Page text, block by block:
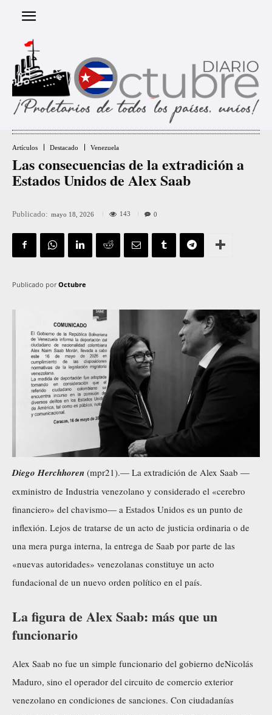
Artículos Destacado Venezuela
Las consecuencias de la extradición a
Estados Unidos de Alex Saab
Publicado: mayo 18, 2026 143 0
Publicado por Octubre
Diego Herchhoren (mpr21).— La extradición de Alex Saab —
exministro de Industria venezolano y considerado el «cerebro
financiero» del chavismo— a Estados Unidos es un punto de
inflexión. Lejos de tratarse de un acto de justicia ordinaria o de
una mera purga interna, la entrega de Saab por parte de las
«nuevas autoridades» venezolanas constituye un acto
fundacional de un nuevo orden político en el país.
La figura de Alex Saab: más que un
funcionario
Alex Saab no fue un simple funcionario del gobierno deNicolás
Maduro, sino el operador del circuito de comercio exterior
venezolano en condiciones de sanciones. Con ciudadanías